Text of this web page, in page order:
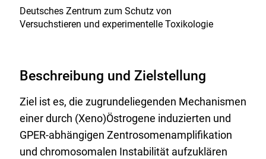
Deutsches Zentrum zum Schutz von
Versuchstieren und experimentelle Toxikologie
Beschreibung und Zielstellung
Ziel ist es, die zugrundeliegenden Mechanismen
einer durch (Xeno)Östrogene induzierten und
GPER-abhängigen Zentrosomenamplifikation
und chromosomalen Instabilität aufzuklären